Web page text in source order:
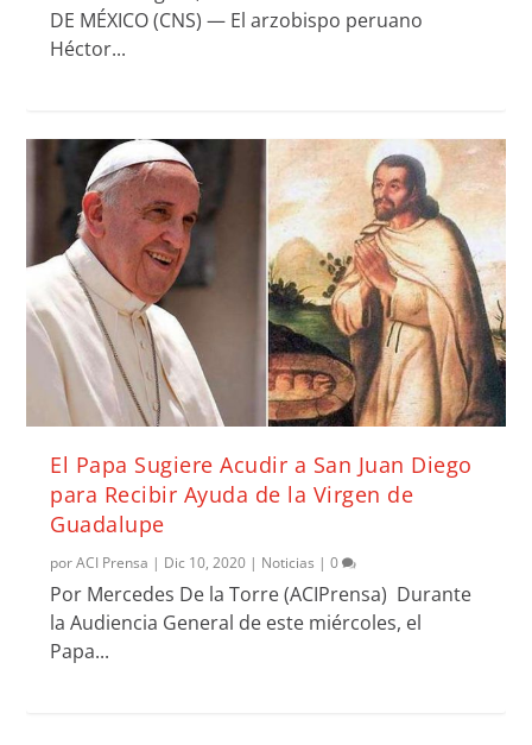
DE MÉXICO (CNS) — El arzobispo peruano
Héctor...
El Papa Sugiere Acudir a San Juan Diego
para Recibir Ayuda de la Virgen de
Guadalupe
porACI Prensa | Dic 10, 2020 | Noticias |0
Por Mercedes De la Torre (ACIPrensa) Durante
la Audiencia General de este miércoles, el
Papa...